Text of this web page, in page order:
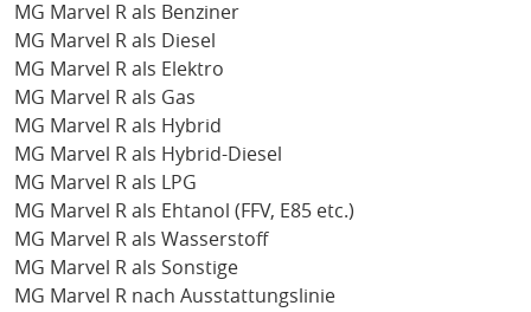
MG Marvel R als Benziner
MG Marvel R als Diesel
MG Marvel R als Elektro
MG Marvel R als Gas
MG Marvel R als Hybrid
MG Marvel R als Hybrid-Diesel
MG Marvel R als LPG
MG Marvel R als Ehtanol (FFV, E85 etc.)
MG Marvel R als Wasserstoff
MG Marvel R als Sonstige
MG Marvel R nach Ausstattungslinie